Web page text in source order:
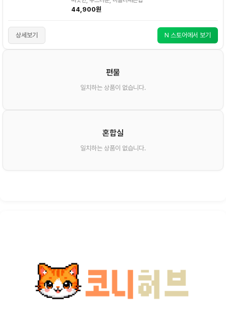
44,900원
상세보기 N 스토어에서 보기
편물
일치하는 상품이 없습니다.
혼합실
일치하는 상품이 없습니다.